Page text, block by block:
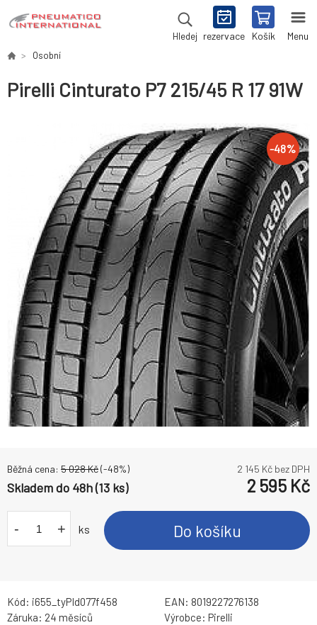
Hledej rezervace Košík Menu
Osobní
Pirelli Cinturato P7 215/45 R 17 91W
-48%
Běžná cena: 5 028Kč(-48%) 2 145 Kč bez DPH
Skladem do 48h (13 ks) 2 595 Kč
- + ks Do košíku
Kód: i655_tyPId077f458 EAN: 8019227276138
Záruka: 24 měsíců Výrobce: Pirelli